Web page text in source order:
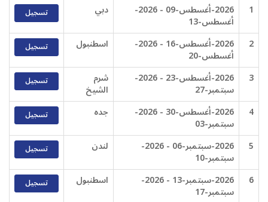
1
2026-أغسطس-09 - 2026-
أغسطس-13
دبي تسجيل
2 2026-أغسطس-16 - 2026-
أغسطس-20
اسطنبول تسجيل
3 2026-أغسطس-23 - 2026-
سبتمبر-27
شرم
الشيخ
تسجيل
4 2026-أغسطس-30 - 2026-
سبتمبر-03
جده تسجيل
5 2026-سبتمبر-06 - 2026-
سبتمبر-10
لندن تسجيل
6 2026-سبتمبر-13 - 2026-
سبتمبر-17
اسطنبول تسجيل